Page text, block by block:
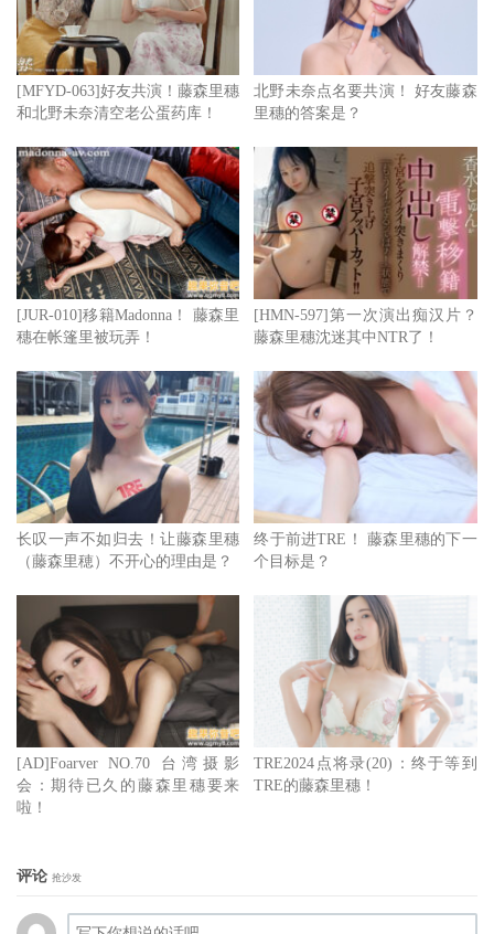
我们明明共演过3次，也互相交换了LINE，关系很好，只是
因为月乃没有SNS(twitter和IG)而且我们都成了专属女艺人所
以最近比较少联络，为什么会有这种谣言啊？艾薇界的各
位，可以停止说谎吗？
[MFYD-063]好友共演！藤森里穗
和北野未奈清空老公蛋药库！
北野未奈点名要共演！ 好友藤森
里穗的答案是？
[JUR-010]移籍Madonna！ 藤森里
穗在帐篷里被玩弄！
[HMN-597]第一次演出痴汉片？
藤森里穗沈迷其中NTR了！
长叹一声不如归去！让藤森里穗
（藤森里穂）不开心的理由是？
终于前进TRE！ 藤森里穗的下一
个目标是？
[AD]Foarver NO.70 台湾摄影
会：期待已久的藤森里穗要来
啦！
TRE2024点将录(20)：终于等到
TRE的藤森里穗！
评论 抢沙发